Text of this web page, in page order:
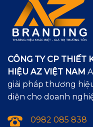
CÔNG TY CP THIẾT
HIỆU AZ VIỆT NAM
giải pháp thương
diện cho doanh
0982 085 838